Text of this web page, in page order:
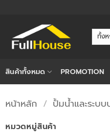
สินค้าทั้งหมด PROMOTION
หน้าหลัก / ปั้มน้ำและระบบ
หมวดหมู่สินค้า